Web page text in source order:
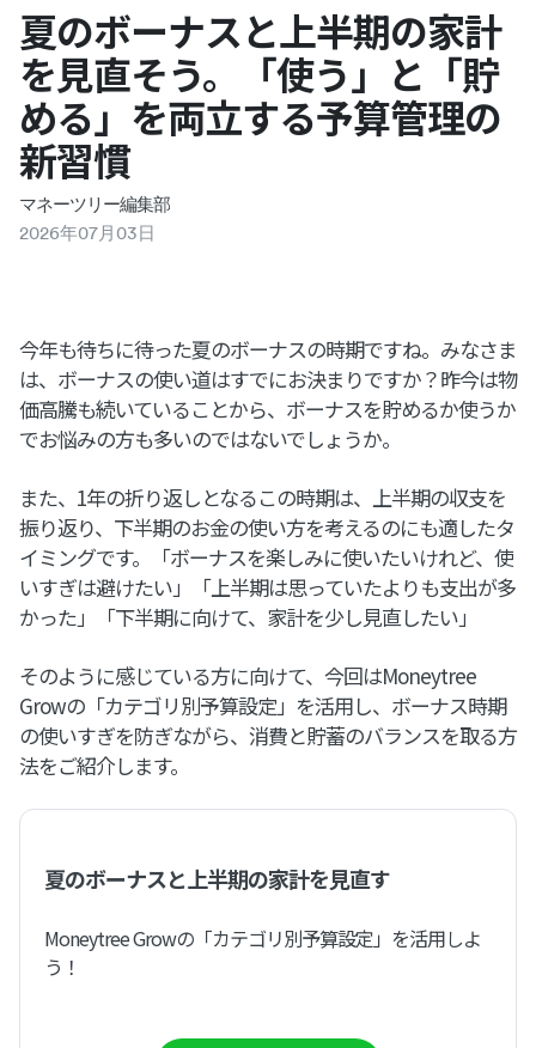
夏のボーナスと上半期の家計
を見直そう。「使う」と「貯
める」を両立する予算管理の
新習慣
マネーツリー編集部
2026年07月 03日
今年も待ちに待った夏のボーナスの時期ですね。みなさま
は、ボーナスの使い道はすでにお決まりですか？昨今は物
価高騰も続いていることから、ボーナスを貯めるか使うか
でお悩みの方も多いのではないでしょうか。
また、1年の折り返しとなるこの時期は、上半期の収支を
振り返り、下半期のお金の使い方を考えるのにも適したタ
イミングです。「ボーナスを楽しみに使いたいけれど、使
いすぎは避けたい」「上半期は思っていたよりも支出が多
かった」「下半期に向けて、家計を少し見直したい」
そのように感じている方に向けて、今回はMoneytree
Growの「カテゴリ別予算設定」を活用し、ボーナス時期
の使いすぎを防ぎながら、消費と貯蓄のバランスを取る方
法をご紹介します。
夏のボーナスと上半期の家計を見直す
Moneytree Growの「カテゴリ別予算設定」を活用しよ
う！